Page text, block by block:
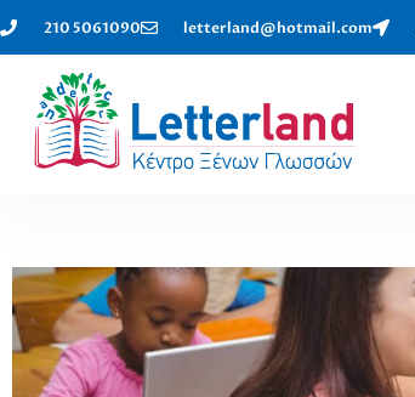
210 5061090 letterland@hotmail.com